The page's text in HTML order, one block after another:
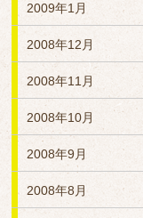
2009年1月
2008年12月
2008年11月
2008年10月
2008年9月
2008年8月